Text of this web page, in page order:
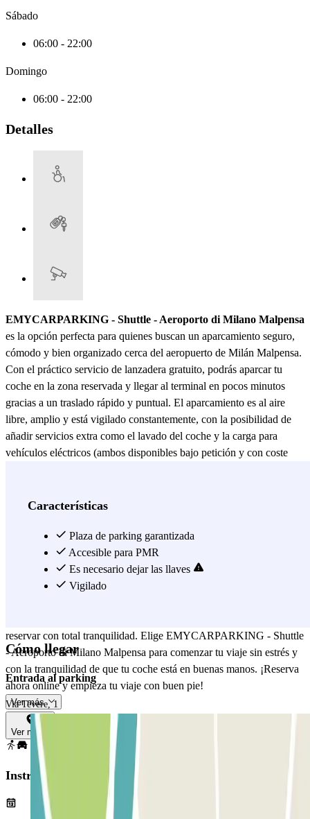
Sábado
06:00 - 22:00
Domingo
06:00 - 22:00
Detalles
EMYCARPARKING - Shuttle - Aeroporto di Milano Malpensa
es la opción perfecta para quienes buscan un aparcamiento seguro,
cómodo y bien organizado cerca del aeropuerto de Milán Malpensa.
Con el práctico servicio de lanzadera gratuito, podrás aparcar tu
coche en la zona reservada y llegar al terminal en pocos minutos
gracias a un traslado rápido y puntual. El aparcamiento es al aire
libre, amplio y está vigilado constantemente, con la posibilidad de
añadir servicios extra como el lavado del coche y la carga para
vehículos eléctricos (ambos disponibles bajo petición y con coste
de los principales hubs de Italia, con vuelos directos a destinos
encuentran Nueva York, Londres, París, Dubái, Tokio y Bangkok,
operadas por compañías como ITA Airways, Emirates, Lufthansa y
Qatar Airways. Reservar con EMYCARPARKING - Shuttle es
rápido y sencillo gracias a Parclick: podrás elegir fechas, horarios y
reservar con total tranquilidad. Elige EMYCARPARKING - Shuttle
- Aeroporto di Milano Malpensa para comenzar tu viaje sin estrés y
con la tranquilidad de que tu coche está en buenas manos. ¡Reserva
ahora online y empieza tu viaje con buen pie!
Ver más
Características
Plaza de parking garantizada
Accesible para PMR
Es necesario dejar las llaves
Vigilado
Cómo llegar
Entrada al parking
Via Tevere, 1
Ver mapa
Instrucciones